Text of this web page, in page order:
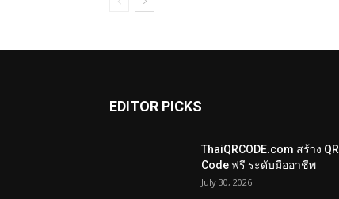
EDITOR PICKS
ThaiQRCODE.com สร้าง QR
Code ฟรี ระดับมืออาชีพ
July 30, 2026